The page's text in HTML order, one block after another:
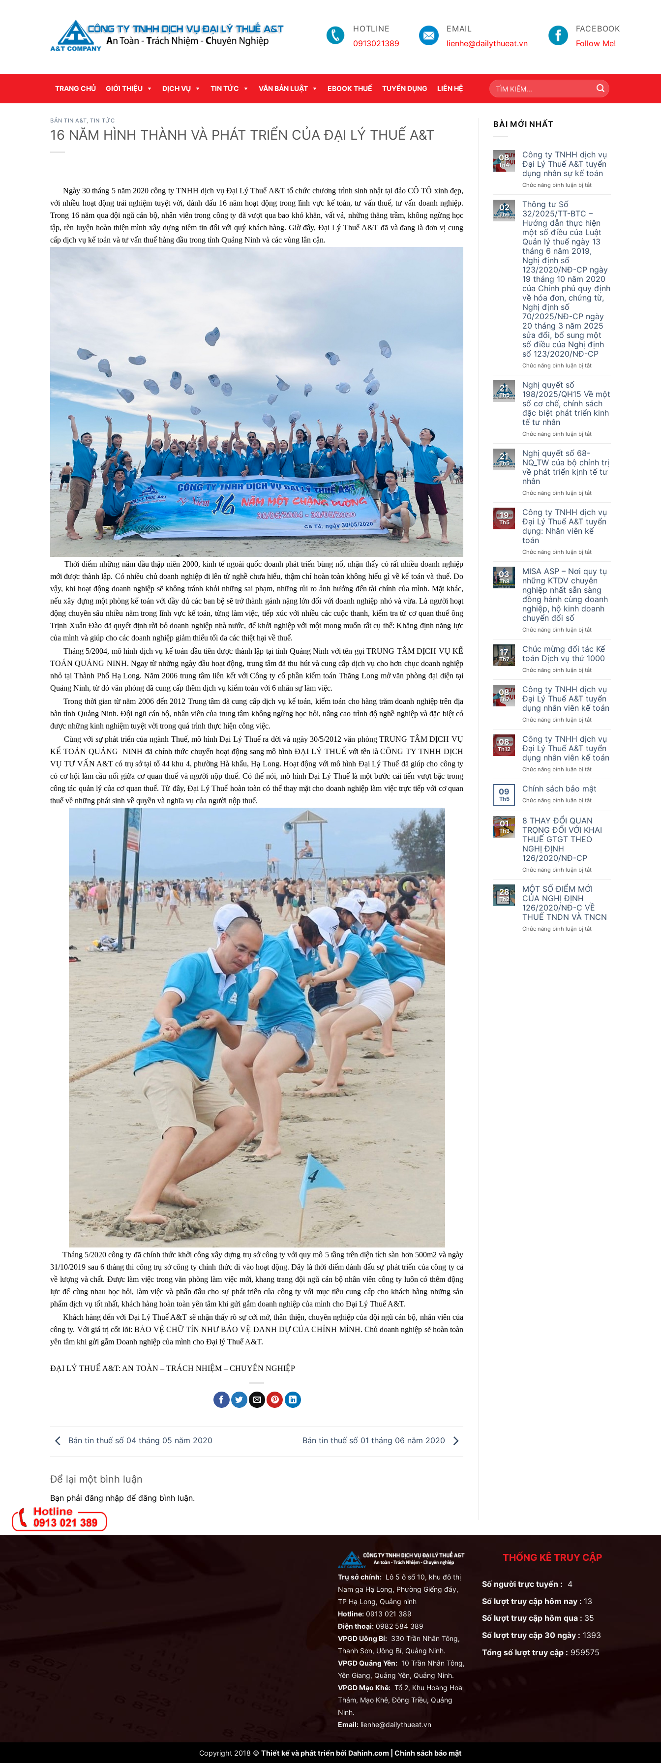
HOTLINE
0913021389
EMAIL
lienhe@dailythueat.vn
FACEBOOK
Follow Me!
TRANG CHỦ GIỚI THIỆU DỊCH VỤ TIN TỨC VĂN BẢN LUẬT EBOOK THUẾ TUYỂN DỤNG LIÊN HỆ
BẢN TIN A&T,TIN TỨC
16 NĂM HÌNH THÀNH VÀ PHÁT TRIỂN CỦA ĐẠI LÝ THUẾ A&T
Ngày 30 tháng 5 năm 2020 công ty TNHH dịch vụ Đại Lý Thuế A&T tổ chức chương trình sinh nhật tại đảo CÔ TÔ xinh đẹp,
với nhiều hoạt động trải nghiệm tuyệt vời, đánh dấu 16 năm hoạt động trong lĩnh vực kế toán, tư vấn thuế, tư vấn doanh nghiệp.
Trong 16 năm qua đội ngũ cán bộ, nhân viên trong công ty đã vượt qua bao khó khăn, vất vả, những thăng trầm, không ngừng học
tập, rèn luyện hoàn thiện mình xây dựng niềm tin đối với quý khách hàng. Giờ đây, Đại Lý Thuế A&T đã và đang là đơn vị cung
cấp dịch vụ kế toán và tư vấn thuế hàng đầu trong tỉnh Quảng Ninh và các vùng lân cận.
Thời điểm những năm đầu thập niên 2000, kinh tế ngoài quốc doanh phát triển bùng nổ, nhận thấy có rất nhiều doanh nghiệp
mới được thành lập. Có nhiều chủ doanh nghiệp đi lên từ nghề chưa hiểu, thậm chí hoàn toàn không hiểu gì về kế toán và thuế. Do
vậy, khi hoạt động doanh nghiệp sẽ không tránh khỏi những sai phạm, những rủi ro ảnh hưởng đến tài chính của mình. Mặt khác,
nếu xây dựng một phòng kế toán với đầy đủ các ban bệ sẽ trở thành gánh nặng lớn đối với doanh nghiệp nhỏ và vừa. Là người hoạt
động chuyên sâu nhiều năm trong lĩnh vực kế toán, từng làm việc, tiếp xúc với nhiều các cuộc thanh, kiểm tra từ cơ quan thuế ông
Trịnh Xuân Đào đã quyết định rời bỏ doanh nghiệp nhà nước, để khởi nghiệp với một mong muốn rất cụ thể: Khẳng định năng lực
của mình và giúp cho các doanh nghiệp giảm thiểu tối đa các thiệt hại về thuế.
Tháng 5/2004, mô hình dịch vụ kế toán đầu tiên được thành lập tại tỉnh Quảng Ninh với tên gọi TRUNG TÂM DỊCH VỤ KẾ
TOÁN QUẢNG NINH. Ngay từ những ngày đầu hoạt động, trung tâm đã thu hút và cung cấp dịch vụ cho hơn chục doanh nghiệp
nhỏ tại Thành Phố Hạ Long. Năm 2006 trung tâm liên kết với Công ty cổ phần kiểm toán Thăng Long mở văn phòng đại diện tại
Quảng Ninh, từ đó văn phòng đã cung cấp thêm dịch vụ kiểm toán với 6 nhân sự làm việc.
Trong thời gian từ năm 2006 đến 2012 Trung tâm đã cung cấp dịch vụ kế toán, kiểm toán cho hàng trăm doanh nghiệp trên địa
bàn tỉnh Quảng Ninh. Đội ngũ cán bộ, nhân viên của trung tâm không ngừng học hỏi, nâng cao trình độ nghề nghiệp và đặc biệt có
được những kinh nghiệm tuyệt vời trong quá trình thực hiện công việc.
Cùng với sự phát triển của ngành Thuế, mô hình Đại Lý Thuế ra đời và ngày 30/5/2012 văn phòng TRUNG TÂM DỊCH VỤ
KẾ TOÁN QUẢNG NINH đã chính thức chuyển hoạt động sang mô hình ĐẠI LÝ THUẾ với tên là CÔNG TY TNHH DỊCH
VỤ TƯ VẤN A&T có trụ sở tại tổ 44 khu 4, phường Hà khẩu, Hạ Long. Hoạt động với mô hình Đại Lý Thuế đã giúp cho công ty
có cơ hội làm cầu nối giữa cơ quan thuế và người nộp thuế. Có thể nói, mô hình Đại Lý Thuế là một bước cải tiến vượt bậc trong
công tác quản lý của cơ quan thuế. Từ đây, Đại Lý Thuế hoàn toàn có thể thay mặt cho doanh nghiệp làm việc trực tiếp với cơ quan
thuế về những phát sinh về quyền và nghĩa vụ của người nộp thuế.
Tháng 5/2020 công ty đã chính thức khởi công xây dựng trụ sở công ty với quy mô 5 tầng trên diện tích sàn hơn 500m2 và ngày
31/10/2019 sau 6 tháng thi công trụ sở công ty chính thức đi vào hoạt động. Đây là thời điểm đánh dấu sự phát triển của công ty cả
về lượng và chất. Được làm việc trong văn phòng làm việc mới, khang trang đội ngũ cán bộ nhân viên công ty luôn có thêm động
lực để cùng nhau học hỏi, làm việc và phấn đấu cho sự phát triển của công ty với mục tiêu cung cấp cho khách hàng những sản
phẩm dịch vụ tốt nhất, khách hàng hoàn toàn yên tâm khi gửi gắm doanh nghiệp của mình cho Đại Lý Thuế A&T.
Khách hàng đến với Đại Lý Thuế A&T sẽ nhận thấy rõ sự cởi mở, thân thiện, chuyên nghiệp của đội ngũ cán bộ, nhân viên của
công ty. Với giá trị cốt lõi: BẢO VỆ CHỮ TÍN NHƯ BẢO VỆ DANH DỰ CỦA CHÍNH MÌNH. Chủ doanh nghiệp sẽ hoàn toàn
yên tâm khi gửi gắm Doanh nghiệp của mình cho Đại lý Thuế A&T.
ĐẠI LÝ THUẾ A&T: AN TOÀN – TRÁCH NHIỆM – CHUYÊN NGHIỆP
Bản tin thuế số 04 tháng 05 năm 2020 Bản tin thuế số 01 tháng 06 năm 2020
Để lại một bình luận
Bạn phải đăng nhập để đăng bình luận.
BÀI MỚI NHẤT
08
Th4
Công ty TNHH dịch vụ
Đại Lý Thuế A&T tuyển
dụng nhân sự kế toán
Chức năng bình luận bị tắtở
vụ
Đại
Lý
tuyển
dụng
nhân
sự
kế
02
Th6
Thông tư Số
32/2025/TT-BTC –
Hướng dẫn thực hiện
một số điều của Luật
Quản lý thuế ngày 13
tháng 6 năm 2019,
Nghị định số
123/2020/NĐ-CP ngày
19 tháng 10 năm 2020
của Chính phủ quy định
về hóa đơn, chứng từ,
Nghị định số
70/2025/NĐ-CP ngày
20 tháng 3 năm 2025
sửa đổi, bổ sung một
số điều của Nghị định
số 123/2020/NĐ-CP
Chức năng bình luận bị tắtở
Số
32/2025/TT-
BTC
dẫn
số
điều
thuế
ngày
13
Nghị
định
số
123/2020/NĐ-
CP
tháng
năm
2020
Chính
quy
định
về
từ,
Nghị
định
ngày
20
3
năm
2025
sửa
điều
Nghị
định
21
Th5
Nghị quyết số
198/2025/QH15 Về một
số cơ chế, chính sách
đặc biệt phát triển kinh
tế tư nhân
Chức năng bình luận bị tắtở
số
198/2025/QH15
Về
số
chế,
chính
sách
đặc
phát
tế
tư
nhân
21
Th5
Nghị quyết số 68-
NQ_TW của bộ chính trị
về phát triển kịnh tế tư
nhân
Chức năng bình luận bị tắtở
quyết
số
68-
NQ_TW
bộ
về
phát
triển
kịnh
tế
19
Th5
Công ty TNHH dịch vụ
Đại Lý Thuế A&T tuyển
dụng: Nhân viên kế
toán
Chức năng bình luận bị tắtở
TNHH
dịch
vụ
Đại
Lý
Nhân
viên
kế
03
Th8
MISA ASP – Nơi quy tụ
những KTDV chuyên
nghiệp nhất sẵn sàng
đồng hành cùng doanh
nghiệp, hộ kinh doanh
chuyển đổi số
Chức năng bình luận bị tắtở
ASP
–
Nơi
quy
những
KTDV
chuyên
nghiệp
nhất
sàng
đồng
hành
cùng
doanh
hộ
doanh
đổi
số
17
Th7
Chúc mừng đối tác Kế
toán Dịch vụ thứ 1000
Chức năng bình luận bị tắtở
mừng
đối
tác
Kế
toán
vụ
thứ
1000
08
Th7
Công ty TNHH dịch vụ
Đại Lý Thuế A&T tuyển
dụng nhân viên kế toán
Chức năng bình luận bị tắtở
ty
TNHH
dịch
vụ
Đại
Thuế
A&T
tuyển
nhân
viên
kế
08
Th12
Công ty TNHH dịch vụ
Đại Lý Thuế A&T tuyển
dụng nhân viên kế toán
Chức năng bình luận bị tắtở
ty
TNHH
dịch
Đại
Lý
nhân
kế
toán
09
Th5
Chính sách bảo mật
Chức năng bình luận bị tắtở
sách
bảo
mật
01
Th3
8 THAY ĐỔI QUAN
TRỌNG ĐỐI VỚI KHAI
THUẾ GTGT THEO
NGHỊ ĐỊNH
126/2020/NĐ-CP
Chức năng bình luận bị tắtở
THAY
ĐỔI
QUAN
TRỌNG
ĐỐI
VỚI
28
Th2
MỘT SỐ ĐIỂM MỚI
CỦA NGHỊ ĐỊNH
126/2020/NĐ-C VỀ
THUẾ TNDN VÀ TNCN
Chức năng bình luận bị tắtở
Trụ sở chính: Lô 5 ô số 10, khu đô thị
Nam ga Hạ Long, Phường Giếng đáy,
TP Hạ Long, Quảng ninh
Hotline: 0913 021 389
Điện thoại: 0982 584 389
VPGD Uông Bí: 330 Trần Nhân Tông,
Thanh Sơn, Uông Bí, Quảng Ninh.
VPGD Quảng Yên: 10 Trần Nhân Tông,
Yên Giang, Quảng Yên, Quảng Ninh.
VPGD Mạo Khê: Tổ 2, Khu Hoàng Hoa
Thám, Mạo Khê, Đông Triều, Quảng
Ninh.
Email: lienhe@dailythueat.vn
THỐNG KÊ TRUY CẬP
Số người trực tuyến : 4
Số lượt truy cập hôm nay : 13
Số lượt truy cập hôm qua : 35
Số lượt truy cập 30 ngày : 1393
Tổng số lượt truy cập : 959575
Copyright 2018 © Thiết kế và phát triển bởi Dahinh.com Chính sách bảo mật